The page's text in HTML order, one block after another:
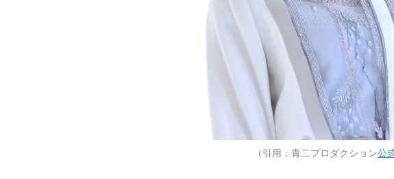
（引用：青二プロダクション公